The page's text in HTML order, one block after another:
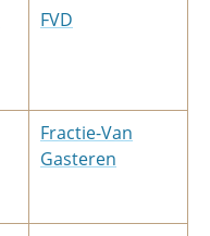
FVD
Fractie-Van
Gasteren